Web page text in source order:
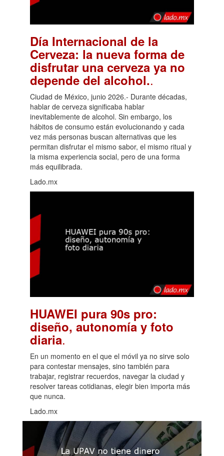
Día Internacional de la
Cerveza: la nueva forma de
disfrutar una cerveza ya no
depende del alcohol..
Ciudad de México, junio 2026.- Durante décadas,
hablar de cerveza significaba hablar
inevitablemente de alcohol. Sin embargo, los
hábitos de consumo están evolucionando y cada
vez más personas buscan alternativas que les
permitan disfrutar el mismo sabor, el mismo ritual y
la misma experiencia social, pero de una forma
más equilibrada.
Lado.mx
HUAWEI pura 90s pro:
diseño, autonomía y foto
diaria.
En un momento en el que el móvil ya no sirve solo
para contestar mensajes, sino también para
trabajar, registrar recuerdos, navegar la ciudad y
resolver tareas cotidianas, elegir bien importa más
que nunca.
Lado.mx